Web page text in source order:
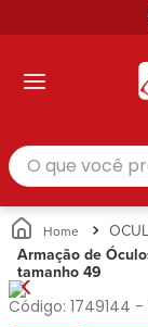
Masculino
Feminino
Infantil
Unissex
Busque
Por
Marcas
Ana
Categorias
Masculino
Feminino
Infantil
Unissex
Busque
Por
Marcas
Correntes
para
Óculos
Estojos
para
Óculos
Soluções
Busque
Ray-
Ban
Prada
Exchange
Categoria
Armações
de Óculos
Óculos
de Sol
Corrente
para
O que você
Armação de
tamanho 49
Código: 1749144 -